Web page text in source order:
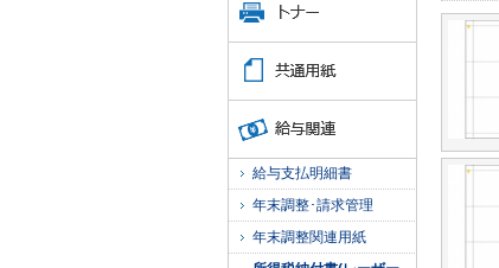
給与支払明細書
年末調整･請求管理
年末調整関連用紙